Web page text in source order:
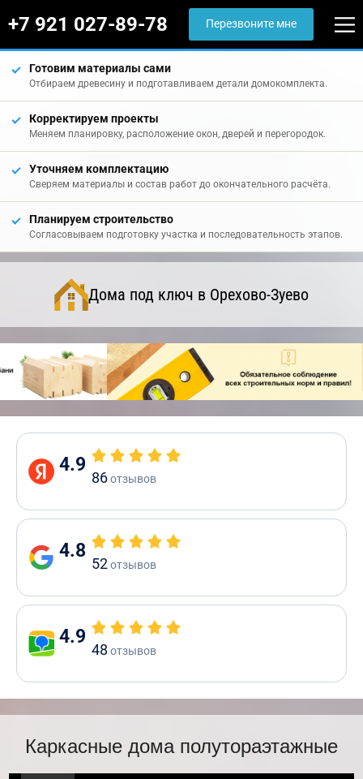
+7 921 027-89-78 Перезвоните мне
Готовим материалы сами
Отбираем древесину и подготавливаем детали домокомплекта.
Корректируем проекты
Меняем планировку, расположение окон, дверей и перегородок.
Уточняем комплектацию
Сверяем материалы и состав работ до окончательного расчёта.
Планируем строительство
Согласовываем подготовку участка и последовательность этапов.
Дома под ключ в Орехово-Зуево
4.9
86отзывов
4.8
52отзывов
4.9
48 отзывов
Каркасные дома полутораэтажные